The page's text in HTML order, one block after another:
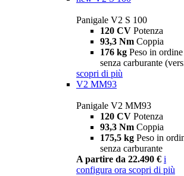
Panigale V2 S 100
120 CV Potenza
93,3 Nm Coppia
176 kg Peso in
senza carburante
scopri di più
V2 MM93
Panigale V2 MM93
120 CV Potenza
93,3 Nm Coppia
175,5 kg Peso in
senza carburante
A partire da 22.490 € i
configura ora scopri di più